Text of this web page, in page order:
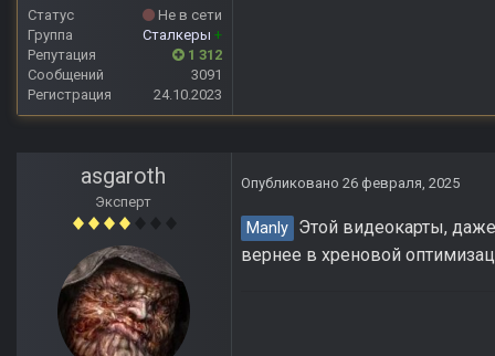
Статус
Не в сети
Группа
Сталкеры +
Репутация
1 312
Сообщений
3091
Регистрация
24.10.2023
asgaroth
Эксперт
Опубликовано 26 февраля, 2025
Manly Этой видеокарты,
вернее в хреновой